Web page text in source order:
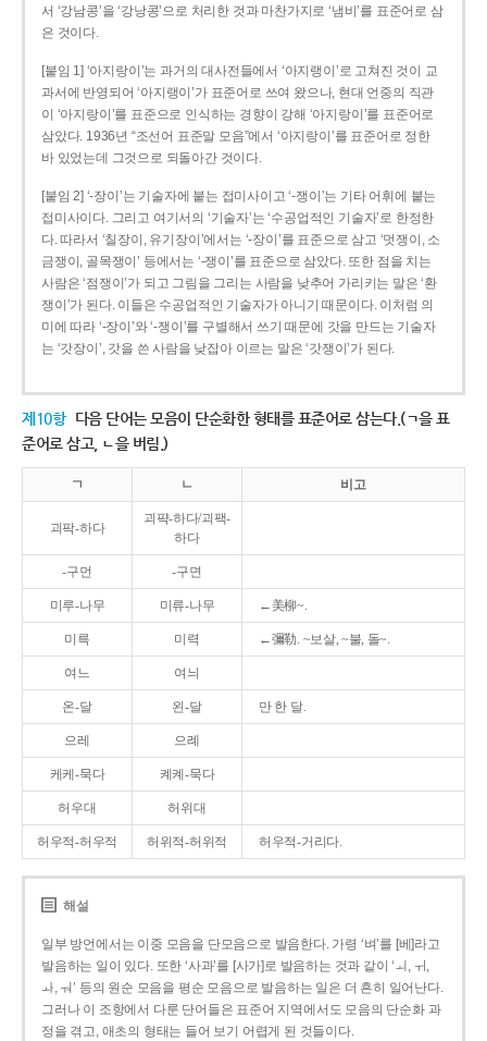
서 ‘강남콩’을 ‘강낭콩’으로 처리한 것과 마찬가지로 ‘냄비’를 표준어로 삼
은 것이다.
[붙임 1] ‘아지랑이’는 과거의 대사전들에서 ‘아지랭이’로 고쳐진 것이 교
과서에 반영되어 ‘아지랭이’가 표준어로 쓰여 왔으나, 현대 언중의 직관
이 ‘아지랑이’를 표준으로 인식하는 경향이 강해 ‘아지랑이’를 표준어로
삼았다. 1936년 “조선어 표준말 모음”에서 ‘아지랑이’를 표준어로 정한
바 있었는데 그것으로 되돌아간 것이다.
[붙임 2] ‘-장이’는 기술자에 붙는 접미사이고 ‘-쟁이’는 기타 어휘에 붙는
접미사이다. 그리고 여기서의 ‘기술자’는 ‘수공업적인 기술자’로 한정한
다. 따라서 ‘칠장이, 유기장이’에서는 ‘-장이’를 표준으로 삼고 ‘멋쟁이, 소
금쟁이, 골목쟁이’ 등에서는 ‘-쟁이’를 표준으로 삼았다. 또한 점을 치는
사람은 ‘점쟁이’가 되고 그림을 그리는 사람을 낮추어 가리키는 말은 ‘환
쟁이’가 된다. 이들은 수공업적인 기술자가 아니기 때문이다. 이처럼 의
미에 따라 ‘-장이’와 ‘-쟁이’를 구별해서 쓰기 때문에 갓을 만드는 기술자
는 ‘갓장이’, 갓을 쓴 사람을 낮잡아 이르는 말은 ‘갓쟁이’가 된다.
제10항 다음 단어는 모음이 단순화한 형태를 표준어로 삼는다.(ㄱ을 표
준어로 삼고, ㄴ을 버림.)
ㄱ ㄴ 비고
괴팍-하다
괴퍅-하다/괴팩-
하다
-구먼 -구면
미루-나무 미류-나무 ←美柳~.
미륵 미력 ←彌勒. ~보살, ~불, 돌~.
여느 여늬
온-달 왼-달 만 한 달.
으레 으례
케케-묵다 켸켸-묵다
허우대 허위대
허우적-허우적 허위적-허위적 허우적-거리다.
해설
일부 방언에서는 이중 모음을 단모음으로 발음한다. 가령 ‘벼’를 [베]라고
발음하는 일이 있다. 또한 ‘사과’를 [사가]로 발음하는 것과 같이 ‘ㅚ, ㅟ,
ㅘ, ㅝ’ 등의 원순 모음을 평순 모음으로 발음하는 일은 더 흔히 일어난다.
그러나 이 조항에서 다룬 단어들은 표준어 지역에서도 모음의 단순화 과
정을 겪고, 애초의 형태는 들어 보기 어렵게 된 것들이다.